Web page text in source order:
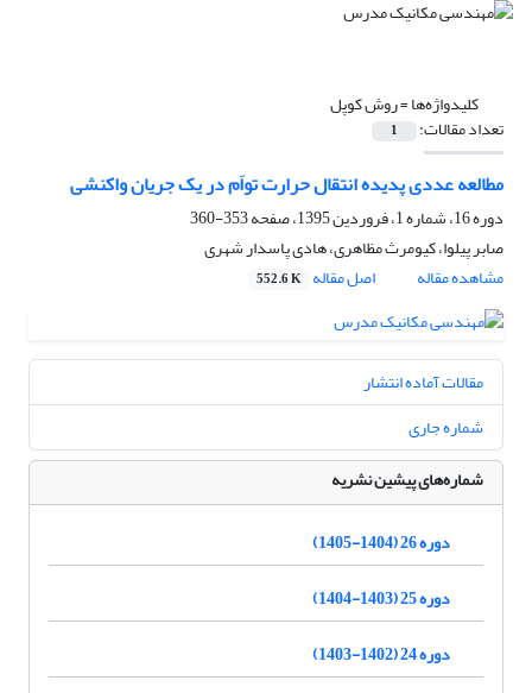
کلیدواژه‌ها =روش کوپل
تعداد مقالات: 1
مطالعه عددی پدیده انتقال حرارت تواَم در یک جریان واکنشی
دوره 16، شماره 1، فروردین 1395، صفحه
353-360
صابر پیلوا، کیومرث مظاهری، هادی پاسدار شهری
مشاهده مقاله
اصل مقاله 552.6 K
مقالات آماده انتشار
شماره جاری
شماره‌های پیشین نشریه
دوره 26 (1404-1405)
دوره 25 (1403-1404)
دوره 24 (1402-1403)